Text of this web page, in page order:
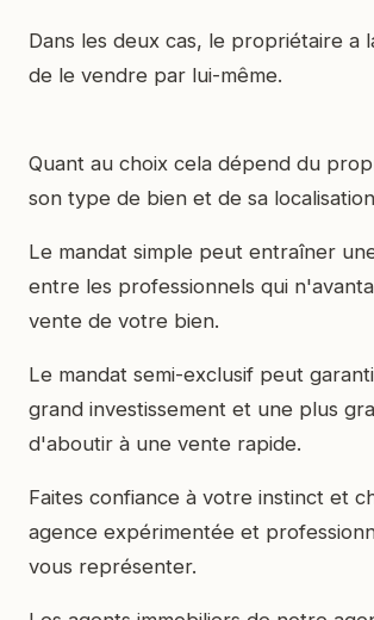
Dans les deux cas, le propriétaire a
de le vendre par lui-même.
Quant au choix cela dépend du
son type de bien et de sa
Le mandat simple peut entraîner
entre les professionnels qui
vente de votre bien.
Le mandat semi-exclusif peut
grand investissement et une plus
d'aboutir à une vente rapide.
Faites confiance à votre instinct et
agence expérimentée et
vous représenter.